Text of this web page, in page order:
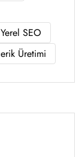
Yerel SEO
Üretimi